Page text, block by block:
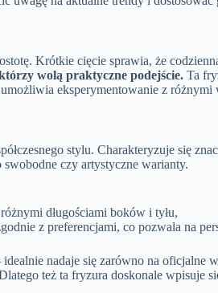
Krótkie cięcie sprawia, że
wolą praktyczne podejście. Ta
eksperymentowanie z różnymi
stylu. Charakteryzuje się
czy artystyczne warianty.
długościami boków i tyłu,
z preferencjami, co pozwala na
idealnie nadaje się zarówno na oficjalne
też ta fryzura doskonale wpisuje